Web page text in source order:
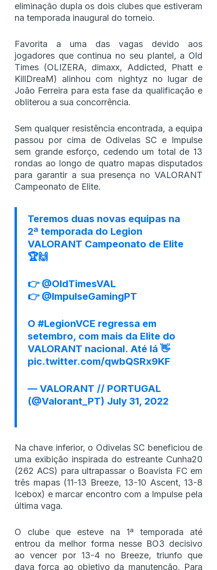
eliminação dupla os dois clubes que estiveram
na temporada inaugural do torneio.
Favorita a uma das vagas devido aos
jogadores que continua no seu plantel, a Old
Times (OLIZERA, dimaxx, Addicted, Phatt e
KillDreaM) alinhou com nightyz no lugar de
João Ferreira para esta fase da qualificação e
obliterou a sua concorrência.
Sem qualquer resistência encontrada, a equipa
passou por cima de Odivelas SC e Impulse
sem grande esforço, cedendo um total de 13
rondas ao longo de quatro mapas disputados
para garantir a sua presença no VALORANT
Campeonato de Elite.
Teremos duas novas equipas na
2ª temporada do Legion
VALORANT Campeonato de Elite
🏆🙌
👉 @OldTimesVAL
👉 @ImpulseGamingPT
O #LegionVCE regressa em
setembro, com mais da Elite do
VALORANT nacional. Até lá 👋
pic.twitter.com/qwbQSRx9KF
— VALORANT // PORTUGAL
(@Valorant_PT) July 31, 2022
Na chave inferior, o Odivelas SC beneficiou de
uma exibição inspirada do estreante Cunha20
(262 ACS) para ultrapassar o Boavista FC em
três mapas (11-13 Breeze, 13-10 Ascent, 13-8
Icebox) e marcar encontro com a Impulse pela
última vaga.
O clube que esteve na 1ª temporada até
entrou da melhor forma nesse BO3 decisivo
ao vencer por 13-4 no Breeze, triunfo que
dava força ao objetivo da manutenção. Para